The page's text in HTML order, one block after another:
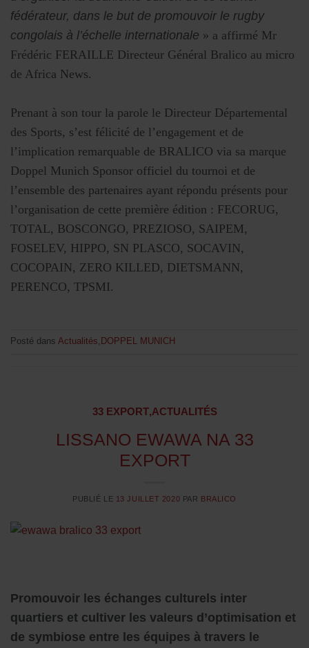
fédérateur, dans le but de promouvoir le rugby
congolais à l’échelle internationale » a affirmé Mr
Frédéric FERAILLE Directeur Général Bralico au micro
de Africa News.
Prenant à son tour la parole le Directeur Départemental
des Sports, s’est félicité de l’engagement et de
l’implication remarquable de BRALICO via sa marque
Doppel Munich Sponsor officiel du tournoi et de
l’ensemble des partenaires ayant répondu présents pour
l’organisation de cette première édition : FECORUG,
TOTAL, BOSCONGO, PREZIOSO, SAIPEM,
FOSELEV, HIPPO, SN PLASCO, SOCAVIN,
COCOPAIN, ZERO KILLED, DIETSMANN,
PERENCO, TPSMI.
Posté dans Actualités, DOPPEL MUNICH
33 EXPORT,ACTUALITÉS
LISSANO EWAWA NA 33
EXPORT
PUBLIÉ LE 13 JUILLET 2020 PAR BRALICO
Promouvoir les échanges culturels inter
quartiers et cultiver les valeurs d’optimisation et
de symbiose entre les équipes à travers le